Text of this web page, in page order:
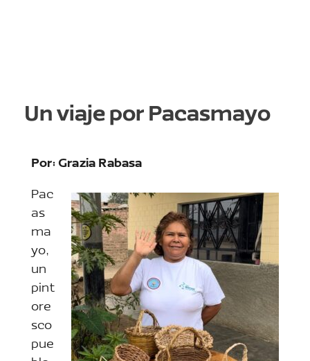
Un viaje por Pacasmayo
Por: Grazia Rabasa
Pac
as
ma
yo,
un
pint
ore
sco
pue